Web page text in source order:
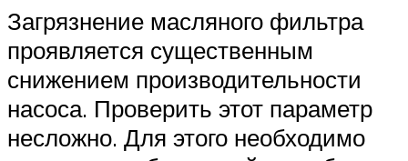
Загрязнение масляного фильтра
проявляется существенным
снижением производительности
насоса. Проверить этот параметр
несложно. Для этого необходимо